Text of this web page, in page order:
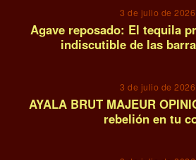
3 de julio de 2026
Agave reposado: El tequila
indiscutible de las
3 de julio de 2026
AYALA BRUT MAJEUR
rebelión en tu